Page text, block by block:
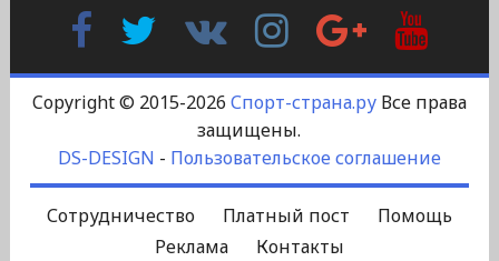
FacebookTwitter
Контакте
InstagramGoogle
Plus
Copyright © 2015-2026 Спорт-страна.руВсе права
защищены.
DS-DESIGN - Пользовательское соглашение
Сотрудничество Платный пост
Помощь
Реклама
Контакты